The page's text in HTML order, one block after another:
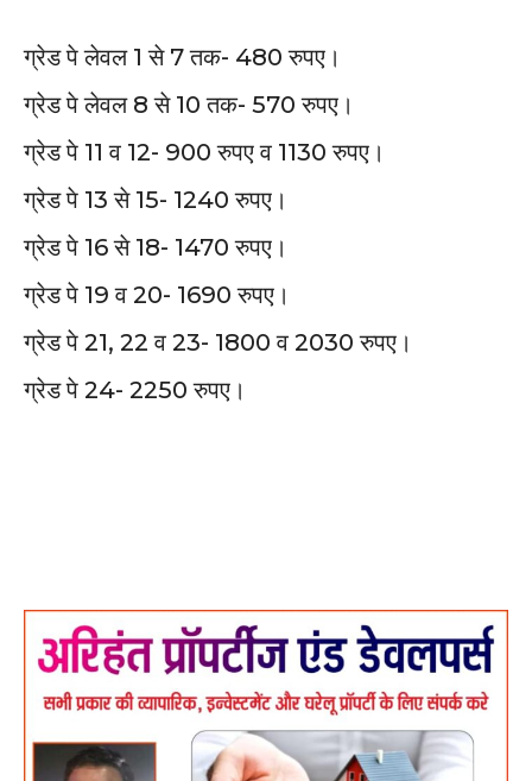
ग्रेड पे लेवल 1 से 7 तक- 480 रुपए।
ग्रेड पे लेवल 8 से 10 तक- 570 रुपए।
ग्रेड पे 11 व 12- 900 रुपए व 1130 रुपए।
ग्रेड पे 13 से 15- 1240 रुपए।
ग्रेड पे 16 से 18- 1470 रुपए।
ग्रेड पे 19 व 20- 1690 रुपए।
ग्रेड पे 21, 22 व 23- 1800 व 2030 रुपए।
ग्रेड पे 24- 2250 रुपए।